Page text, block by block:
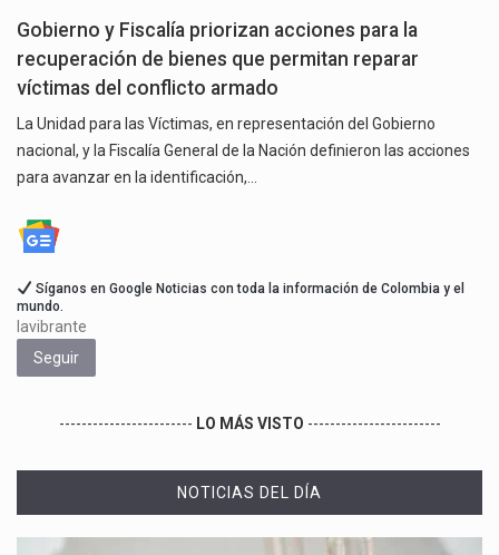
Gobierno y Fiscalía priorizan acciones para la
recuperación de bienes que permitan reparar
víctimas del conflicto armado
La Unidad para las Víctimas, en representación del Gobierno
nacional, y la Fiscalía General de la Nación definieron las acciones
para avanzar en la identificación,…
Síganos en Google Noticias con toda la información de Colombia y el
mundo.
lavibrante
Seguir
------------------------ LO MÁS VISTO ------------------------
NOTICIAS DEL DÍA